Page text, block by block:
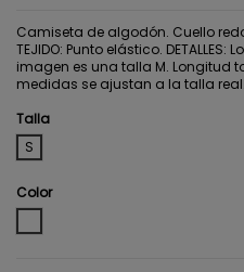
Camiseta de algodón. Cuello
TEJIDO: Punto elástico.
imagen es una talla M. Longitud
medidas se ajustan a la talla real.
Talla
S
Color